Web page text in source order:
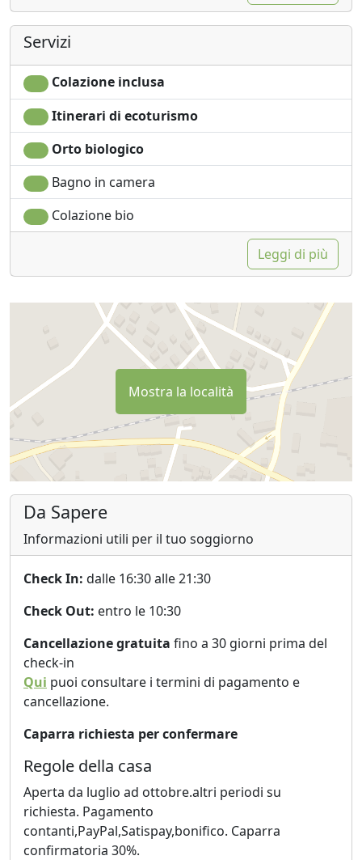
Servizi
Colazione inclusa
Itinerari di ecoturismo
Orto biologico
Bagno in camera
Colazione bio
Leggi di più
Mostra la località
Da Sapere
Informazioni utili per il tuo soggiorno
Check In: dalle 16:30 alle 21:30
Check Out: entro le 10:30
Cancellazione gratuita fino a 30 giorni prima del
check-in
Qui puoi consultare i termini di pagamento e
cancellazione.
Caparra richiesta per confermare
Regole della casa
Aperta da luglio ad ottobre.altri periodi su
richiesta. Pagamento
contanti,PayPal,Satispay,bonifico. Caparra
confirmatoria 30%.